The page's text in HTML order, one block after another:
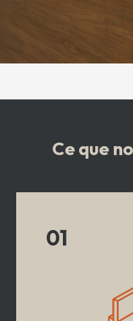
Ce que
01